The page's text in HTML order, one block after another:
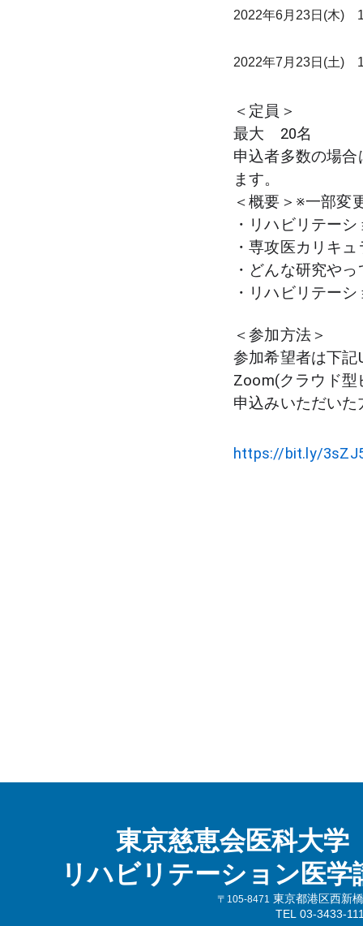
2022年6月23日(木)　
2022年7月23日(土)　
＜定員＞
最大　20名
申込者多数の場
ます。
＜概要＞※一部変
・リハビリテー
・専攻医カリキ
・どんな研究や
・リハビリテー
＜参加方法＞
参加希望者は下記
Zoom(クラウド型
申込みいただい
https://bit.ly/
東京慈恵会医科大学
リハビリテーション医学
〒105-8471
東京都港区西新
TEL 03-3433-